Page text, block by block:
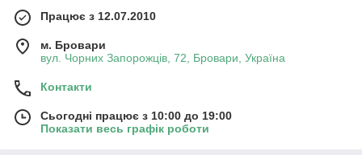
Працює з 12.07.2010
м. Бровари
вул. Чорних Запорожців, 72, Бровари, Україна
Контакти
Сьогодні працює з 10:00 до 19:00
Показати весь графік роботи